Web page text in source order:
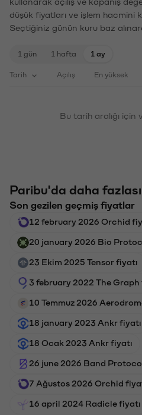
kullanarak açılış ve kapanış
düşük fiyatları ve işlem hacmini
Seçtiğiniz günün kuru baz
1 gün 1 hafta 1 ay
Tarih Açılış En yüksek
Bu tarih aralığı için
Paribu'da daha
Son gezilen geçmiş fiyatlar
12 february 2026 Orchid
20 january 2026 Bio
23 Ekim 2025 Tensor fiyatı
3 february 2022 The Graph
10 Temmuz 2026
18 january 2023 Ankr fiyatı
18 Ocak 2023 Ankr fiyatı
26 june 2026 Band
7 Ağustos 2026 Orchid
16 april 2024 Radicle fiyatı